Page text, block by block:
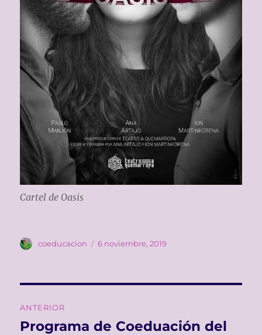
Cartel deOasis
Autor
coeducacion
Publicado
6 noviembre, 2019
de
ANTERIOR
Entrada
Programa de Coeduación del